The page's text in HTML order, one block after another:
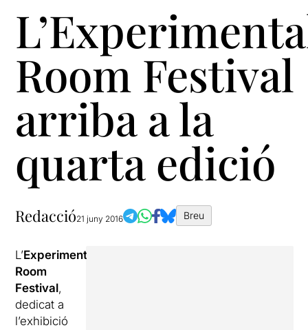
Room Festival
arriba a la
quarta edició
Redacció21 juny 2016 Breu
L’Experimental
Room
Festival,
dedicat a
l’exhibició